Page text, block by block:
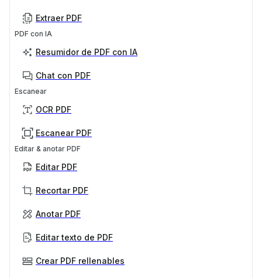
Extraer PDF
PDF con IA
Resumidor de PDF con IA
Chat con PDF
Escanear
OCR PDF
Escanear PDF
Editar & anotar PDF
Editar PDF
Recortar PDF
Anotar PDF
Editar texto de PDF
Crear PDF rellenables